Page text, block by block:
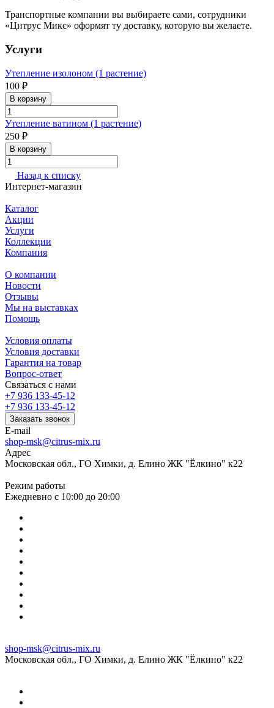
Транспортные компании вы выбираете сами, сотрудники
«Цитрус Микс» оформят ту доставку, которую вы желаете.
Услуги
Утепление изолоном (1 растение)
100 ₽
В корзину
Утепление ватином (1 растение)
250 ₽
В корзину
Назад к списку
Интернет-магазин
Каталог
Акции
Услуги
Коллекции
Компания
О компании
Новости
Отзывы
Мы на выставках
Помощь
Условия оплаты
Условия доставки
Гарантия на товар
Вопрос-ответ
Связаться с нами
+7 936 133-45-12
+7 936 133-45-12
Заказать звонок
E-mail
shop-msk@citrus-mix.ru
Адрес
Московская обл., ГО Химки, д. Елино ЖК "Ёлкино" к22
Режим работы
Ежедневно с 10:00 до 20:00
shop-msk@citrus-mix.ru
Московская обл., ГО Химки, д. Елино ЖК "Ёлкино" к22